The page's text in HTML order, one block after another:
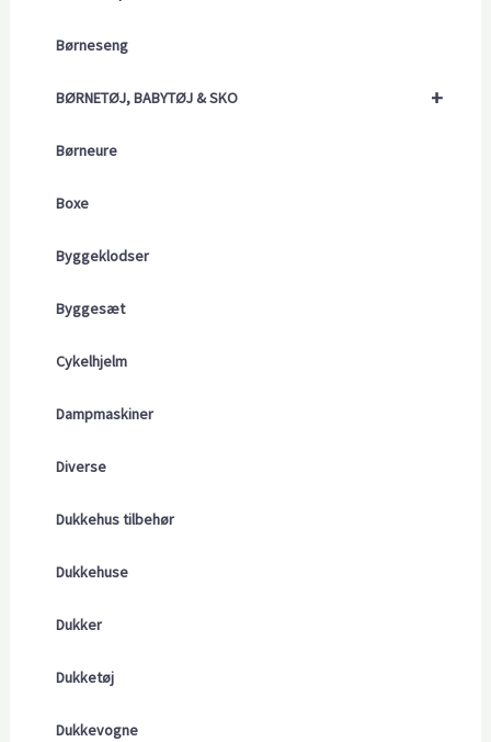
Børneseng
+
BØRNETØJ, BABYTØJ & SKO
Børneure
Boxe
Byggeklodser
Byggesæt
Cykelhjelm
Dampmaskiner
Diverse
Dukkehus tilbehør
Dukkehuse
Dukker
Dukketøj
Dukkevogne